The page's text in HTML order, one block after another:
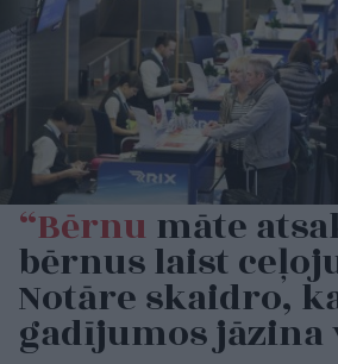
“Bērnumāte
bērnus laist
Notāre skaidro,
gadījumos jāzina